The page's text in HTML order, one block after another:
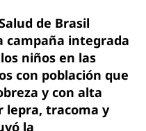
de Brasil
campaña integrada
niños en las
con población que
y con alta
lepra, tracoma y
la